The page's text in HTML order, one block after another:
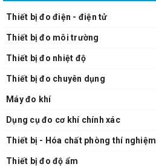
Thiết bị đo điện - điện tử
Thiết bị đo môi trường
Thiết bị đo nhiệt độ
Thiết bị đo chuyên dụng
Máy đo khí
Dụng cụ đo cơ khí chính xác
Thiết bị - Hóa chất phòng thí nghiệm
Thiết bị đo độ ẩm